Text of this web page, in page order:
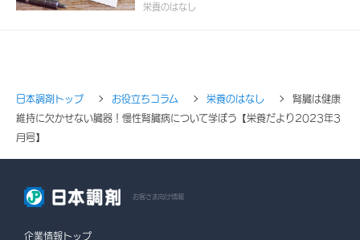
栄養のはなし
日本調剤トップ お役立ちコラム 栄養のはなし
腎臓は健康
維持に欠かせない臓器！慢性腎臓病について学ぼう【栄養だより2023年3
月号】
お客さま向け情報
企業情報トップ